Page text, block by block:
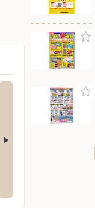
店
見台1-11-23